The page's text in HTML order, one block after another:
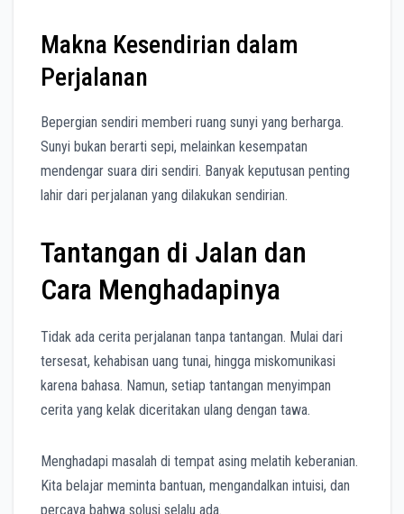
Makna Kesendirian dalam
Perjalanan
Bepergian sendiri memberi ruang sunyi yang berharga.
Sunyi bukan berarti sepi, melainkan kesempatan
mendengar suara diri sendiri. Banyak keputusan penting
lahir dari perjalanan yang dilakukan sendirian.
Tantangan di Jalan dan
Cara Menghadapinya
Tidak ada cerita perjalanan tanpa tantangan. Mulai dari
tersesat, kehabisan uang tunai, hingga miskomunikasi
karena bahasa. Namun, setiap tantangan menyimpan
cerita yang kelak diceritakan ulang dengan tawa.
Menghadapi masalah di tempat asing melatih keberanian.
Kita belajar meminta bantuan, mengandalkan intuisi, dan
percaya bahwa solusi selalu ada.